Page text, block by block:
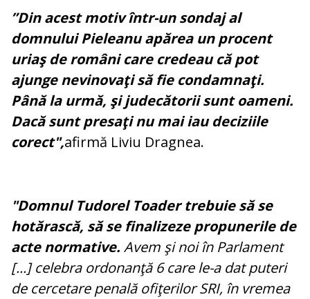
”Din acest motiv într-un sondaj al
domnului Pieleanu apărea un procent
uriaş de români care credeau că pot
ajunge nevinovaţi să fie condamnaţi.
Până la urmă, şi judecătorii sunt oameni.
Dacă sunt presaţi nu mai iau deciziile
corect",afirmă Liviu Dragnea.
"Domnul Tudorel Toader trebuie să se
hotărască, să se finalizeze propunerile de
acte normative. Avem şi noi în Parlament
[...] celebra ordonanţă 6 care le-a dat puteri
de cercetare penală ofiţerilor SRI, în vremea